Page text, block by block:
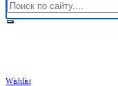
Wishlist